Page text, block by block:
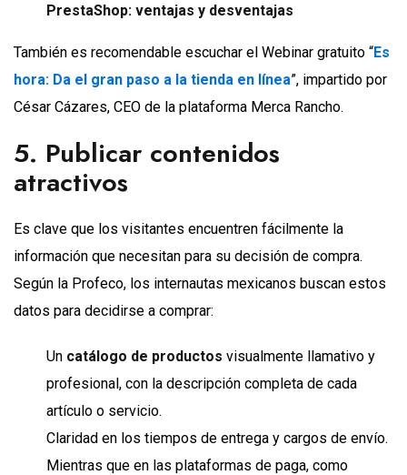
PrestaShop: ventajas y desventajas
También es recomendable escuchar el Webinar gratuito “Es
hora: Da el gran paso a la tienda en línea”, impartido por
César Cázares, CEO de la plataforma Merca Rancho.
5. Publicar contenidos
atractivos
Es clave que los visitantes encuentren fácilmente la
información que necesitan para su decisión de compra.
Según la Profeco, los internautas mexicanos buscan estos
datos para decidirse a comprar:
Un catálogo de productos visualmente llamativo y
profesional, con la descripción completa de cada
artículo o servicio.
Claridad en los tiempos de entrega y cargos de envío.
Mientras que en las plataformas de paga, como